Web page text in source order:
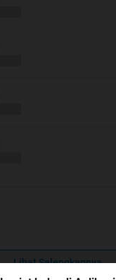
Lihat Selengkapnya